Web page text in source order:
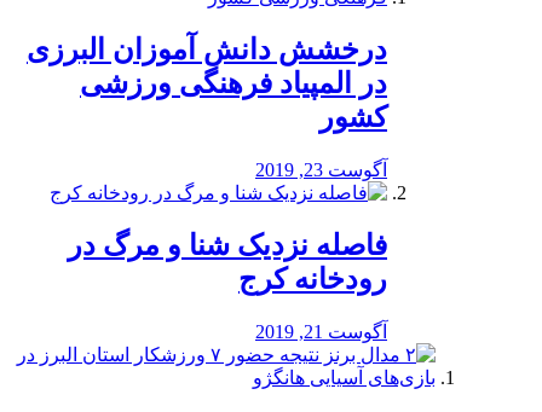
درخشش دانش آموزان البرزی
در المپیاد فرهنگی ورزشی
کشور
آگوست 23, 2019
️فاصله نزدیک شنا و مرگ در
رودخانه کرج
آگوست 21, 2019